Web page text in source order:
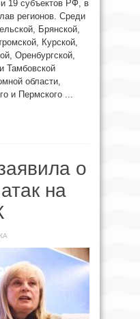
19 субъектов РФ, в
регионов. Среди
Брянской,
Курской,
Оренбургской,
Тамбовской
области,
и Пермского ...
о
на